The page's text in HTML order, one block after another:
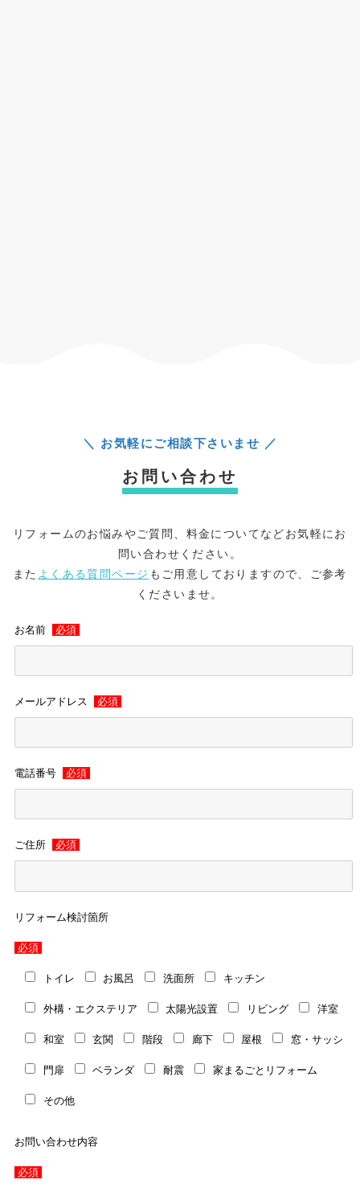
＼ お気軽にご相談下さいませ ／
お問い合わせ
リフォームのお悩みやご質問、料金についてなどお気軽にお
問い合わせください。
また よくある質問ページ もご用意しておりますので、ご参考
くださいませ。
お名前 必須
メールアドレス 必須
電話番号 必須
ご住所 必須
リフォーム検討箇所
必須
トイレ お風呂 洗面所 キッチン
外構・エクステリア 太陽光設置 リビング 洋室
和室 玄関 階段 廊下 屋根 窓・サッシ
門扉 ベランダ 耐震 家まるごとリフォーム
その他
お問い合わせ内容
必須